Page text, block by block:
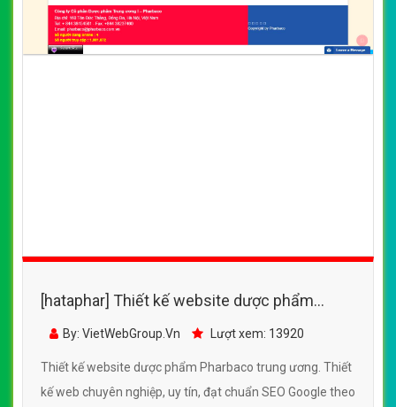
[hataphar] Thiết kế website dược phẩm
Pharbaco trung ương đẹp SEO tốt
By: VietWebGroup.Vn Lượt xem: 13920
Thiết kế website dược phẩm Pharbaco trung ương. Thiết
kế web chuyên nghiệp, uy tín, đạt chuẩn SEO Google theo